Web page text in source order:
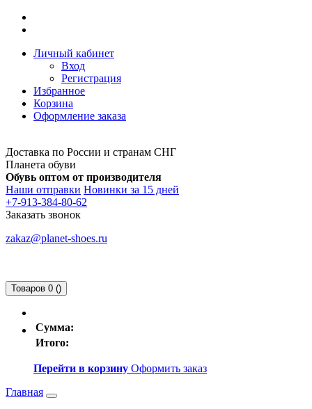
Личный кабинет
Вход
Регистрация
Избранное
Корзина
Оформление заказа
Доставка по России и странам СНГ
Планета обуви
Обувь оптом от производителя
Наши отправки Новинки за 15 дней
+7-913-384-80-62
Заказать звонок
zakaz@planet-shoes.ru
Товаров 0 ()
Сумма:
Итого:
Перейти в корзину Оформить заказ
Главная